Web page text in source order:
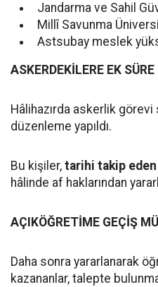
Jandarma ve Sahil
Millî Savunma
Astsubay meslek
ASKERDEKİLERE EK SÜRE
Hâlihazırda askerlik
düzenleme yapıldı.
Bu kişiler, tarihi takip
hâlinde af haklarından
AÇIKÖĞRETİME GEÇİŞ
Daha sonra yararlanarak
kazananlar, talepte